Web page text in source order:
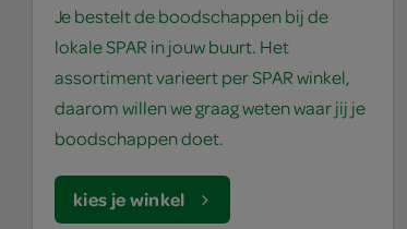
Je bestelt de boodschappen bij de
lokale SPAR in jouw buurt. Het
assortiment varieert per SPAR winkel,
daarom willen we graag weten waar jij je
boodschappen doet.
kies je winkel